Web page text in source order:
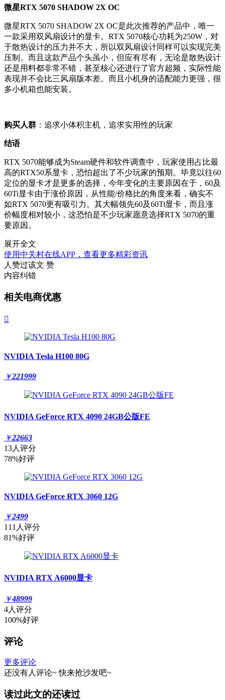
微星RTX 5070 SHADOW 2X OC
微星RTX 5070 SHADOW 2X OC是此次推荐的产品中，唯一
一款采用双风扇设计的显卡。RTX 5070核心功耗为250W，对
于散热设计的压力并不大，所以双风扇设计同样可以实现完美
压制。而且这款产品个头虽小，但应有尽有，无论是散热设计
还是用料都非常不错，甚至核心还进行了官方超频，实际性能
表现并不会比三风扇版本差。而且小机身的适配能力更强，很
多小机箱也能安装。
购买人群 ：追求小体积主机，追求实用性的玩家
结语
RTX 5070能够成为Steam硬件和软件调查中，玩家使用占比最
高的RTX50系显卡，恐怕超出了不少玩家的预期。毕竟以往60
定位的显卡才是更多的选择，今年变化的主要原因在于，60及
60Ti显卡由于涨价原因，从性能/价格比的角度来看，确实不
如RTX 5070更有吸引力。其大幅领先60及60Ti显卡，而且涨
价幅度相对较小，这恐怕是不少玩家愿意选择RTX 5070的重
要原因。
展开全文
使用中关村在线APP，查看更多精彩资讯
人赞过该文 赞
内容纠错
相关电商优惠

NVIDIA Tesla H100 80G
￥221999
NVIDIA GeForce RTX 4090 24GB公版FE
￥22663
13人评分
78%好评
NVIDIA GeForce RTX 3060 12G
￥2499
111人评分
81%好评
NVIDIA RTX A6000显卡
￥48999
4人评分
100%好评
评论
更多评论
还没有人评论~ 快来抢沙发吧~
读过此文的还读过